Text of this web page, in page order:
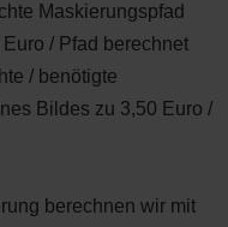
Maskierungspfad
/ Pfad berechnet
/ benötigte
Bildes zu 3,50 Euro /
berechnen wir mit